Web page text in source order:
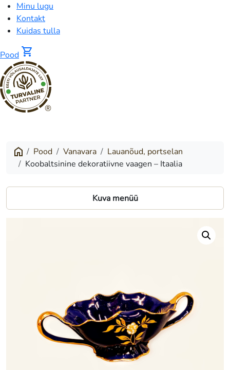
Minu lugu
Kontakt
Kuidas tulla
Pood shopping_cart
®
vaagen
Itaalia
Pood Vanavara
Lauanõud, portselan
Koobaltsinine dekoratiivne vaagen – Itaalia
Kuva menüü